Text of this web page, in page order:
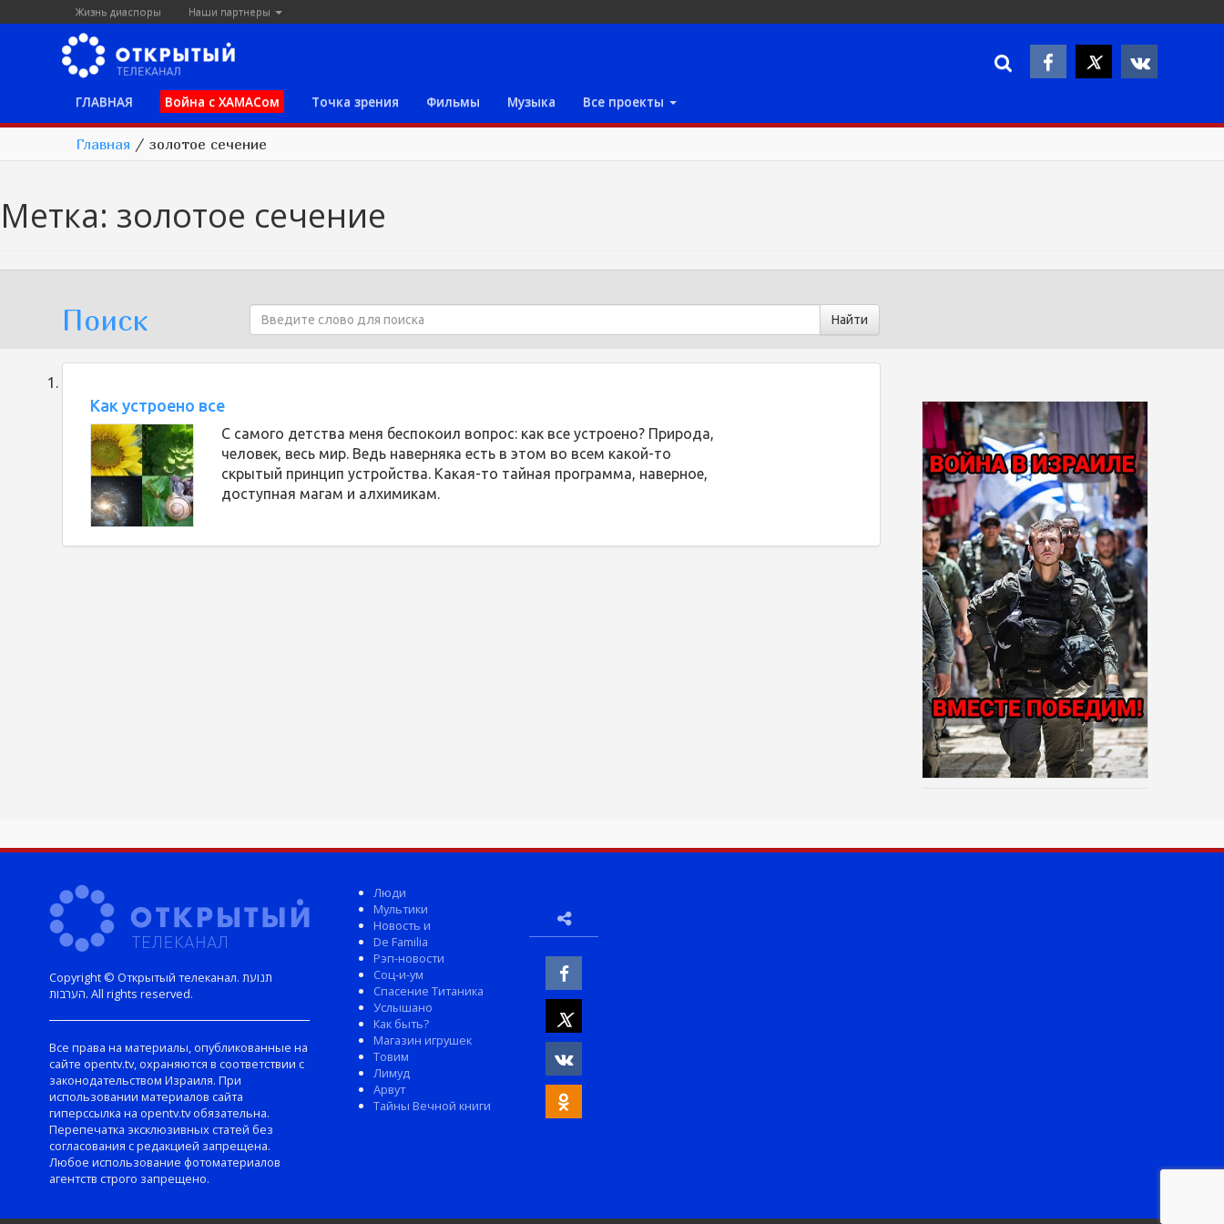
Жизнь диаспоры Наши партнеры
ГЛАВНАЯ Война с ХАМАСом Точка зрения Фильмы Музыка Все проекты
Главная / золотое сечение
Метка: золотое сечение
Поиск
Как устроено все
С самого детства меня беспокоил вопрос: как все устроено? Природа,
человек, весь мир. Ведь наверняка есть в этом во всем какой-то
скрытый принцип устройства. Какая-то тайная программа, наверное,
доступная магам и алхимикам.
Copyright © Открытый телеканал. תנועת
הערבות. All rights reserved.
Все права на материалы, опубликованные на
сайте opentv.tv, охраняются в соответствии с
законодательством Израиля. При
использовании материалов сайта
гиперссылка на opentv.tv обязательна.
Перепечатка эксклюзивных статей без
согласования с редакцией запрещена.
Любое использование фотоматериалов
агентств строго запрещено.
Люди
Мультики
Новость и
De Familia
Рэп-новости
Соц-и-ум
Спасение Титаника
Услышано
Как быть?
Магазин игрушек
Товим
Лимуд
Арвут
Тайны Вечной книги